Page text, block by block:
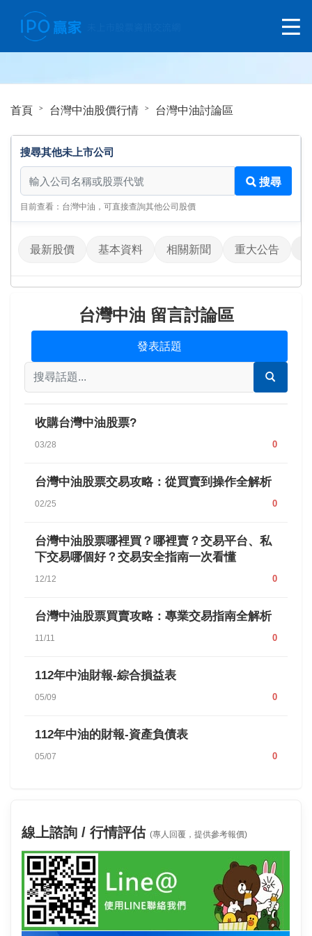
首頁 台灣中油股價行情 台灣中油討論區
搜尋其他未上市公司
搜尋其他未上市公司
搜尋
目前查看：台灣中油，可直接查詢其他公司股價
最新股價 基本資料 相關新聞 重大公告
台灣中油 留言討論區
發表話題
收購台灣中油股票?
03/28 0
台灣中油股票交易攻略：從買賣到操作全解析
02/25 0
台灣中油股票哪裡買？哪裡賣？交易平台、私
下交易哪個好？交易安全指南一次看懂
12/12 0
台灣中油股票買賣攻略：專業交易指南全解析
11/11 0
112年中油財報-綜合損益表
05/09 0
112年中油的財報-資產負債表
05/07 0
線上諮詢 / 行情評估 (專人回覆，提供參考報價)